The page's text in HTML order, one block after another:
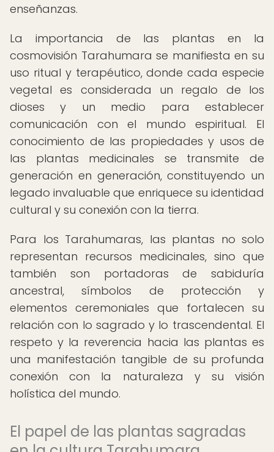
enseñanzas.
La importancia de las plantas en la
cosmovisión Tarahumara se manifiesta en su
uso ritual y terapéutico, donde cada especie
vegetal es considerada un regalo de los
dioses y un medio para establecer
comunicación con el mundo espiritual. El
conocimiento de las propiedades y usos de
las plantas medicinales se transmite de
generación en generación, constituyendo un
legado invaluable que enriquece su identidad
cultural y su conexión con la tierra.
Para los Tarahumaras, las plantas no solo
representan recursos medicinales, sino que
también son portadoras de sabiduría
ancestral, símbolos de protección y
elementos ceremoniales que fortalecen su
relación con lo sagrado y lo trascendental. El
respeto y la reverencia hacia las plantas es
una manifestación tangible de su profunda
conexión con la naturaleza y su visión
holística del mundo.
El papel de las plantas sagradas